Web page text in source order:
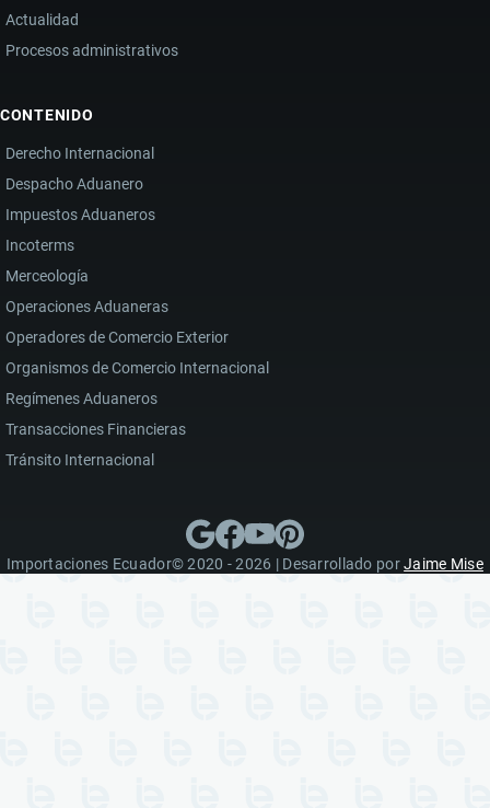
Actualidad
Procesos administrativos
CONTENIDO
Derecho Internacional
Despacho Aduanero
Impuestos Aduaneros
Incoterms
Merceología
Operaciones Aduaneras
Operadores de Comercio Exterior
Organismos de Comercio Internacional
Regímenes Aduaneros
Transacciones Financieras
Tránsito Internacional
Importaciones Ecuador© 2020 - 2026 | Desarrollado porJaime Mise